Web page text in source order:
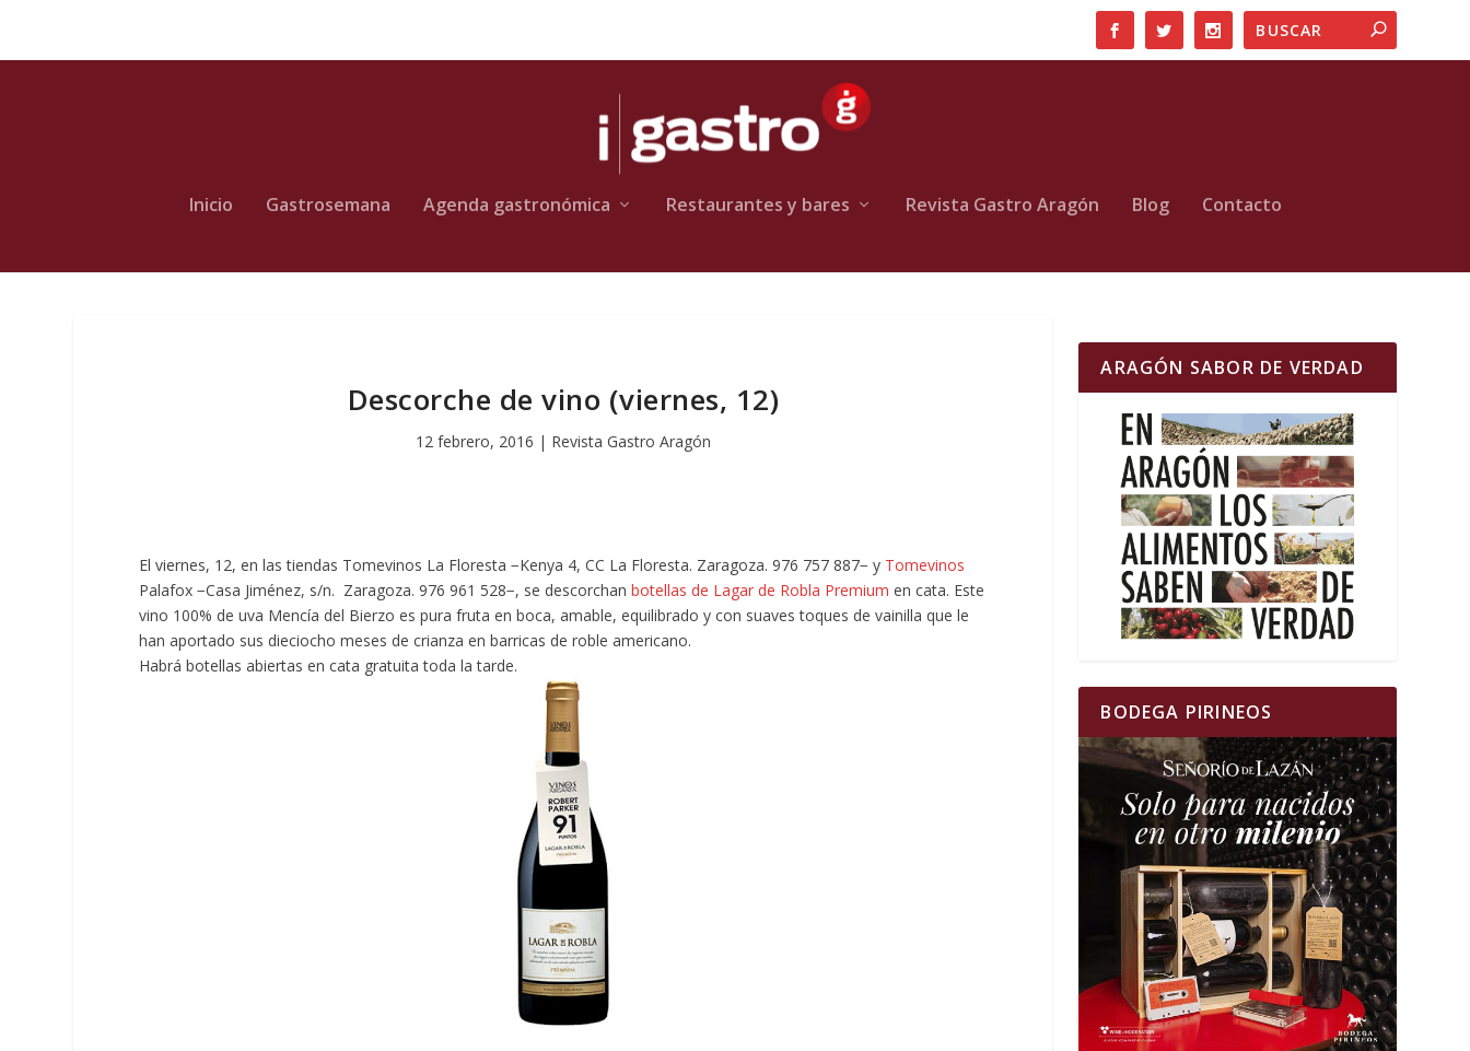
Inicio Gastrosemana Agenda gastronómica Restaurantes y bares Revista Gastro Aragón Blog Contacto
Descorche de vino (viernes, 12)
12 febrero, 2016 | Revista Gastro Aragón
El viernes, 12, en las tiendas Tomevinos La Floresta −Kenya 4, CC La Floresta. Zaragoza. 976 757 887− y Tomevinos
Palafox −Casa Jiménez, s/n. Zaragoza. 976 961 528−, se descorchanbotellas de Lagar de Robla Premium en cata. Este
vino 100% de uva Mencía del Bierzo es pura fruta en boca, amable, equilibrado y con suaves toques de vainilla que le
han aportado sus dieciocho meses de crianza en barricas de roble americano.
Habrá botellas abiertas en cata gratuita toda la tarde.
ARAGÓN SABOR DE VERDAD
BODEGA PIRINEOS